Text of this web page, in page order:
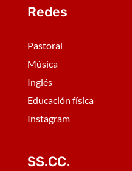
Redes
Pastoral
Música
Inglés
Educación física
Instagram
SS.CC.